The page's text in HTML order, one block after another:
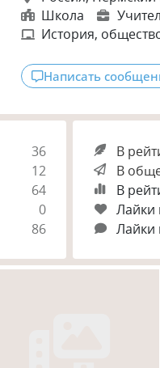
Школа
История,
Написать
36
12
64
0
86
В
В
В
Лайки
Лайки